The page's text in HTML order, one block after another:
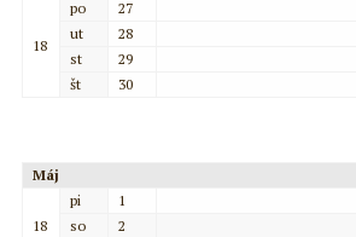
18
po
27
ut
28
st
29
št
30
Máj
18
pi
1
so
2